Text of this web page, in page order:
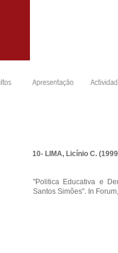
10- LIMA, Licínio C.
"Politica Educativa e
Santos Simões". In